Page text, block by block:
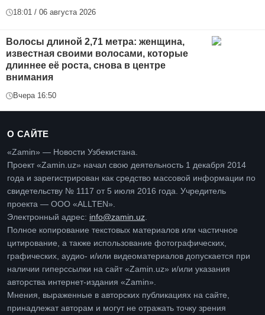
18:01 / 06 августа 2026
Волосы длиной 2,71 метра: женщина,
известная своими волосами, которые
длиннее её роста, снова в центре
внимания
Вчера 16:50
О САЙТЕ
«Zamin» — Новости Узбекистана.
Проект «Zamin.uz» начал свою деятельность 1 декабря 2014
года и зарегистрирован как средство массовой информации по
свидетельству № 1117 от 5 июля 2016 года. Учредитель
проекта — ООО «ALLTEN».
Электронный адрес: info@zamin.uz.
Полное копирование текстовых материалов или частичное
цитирование, а также использование фотографических,
графических, аудио- и/или видеоматериалов допускается при
наличии гиперссылки на сайт «Zamin.uz» и/или указания
авторства интернет-издания «Zamin».
Мнения, выраженные в авторских публикациях на сайте,
принадлежат авторам и могут не отражать точку зрения